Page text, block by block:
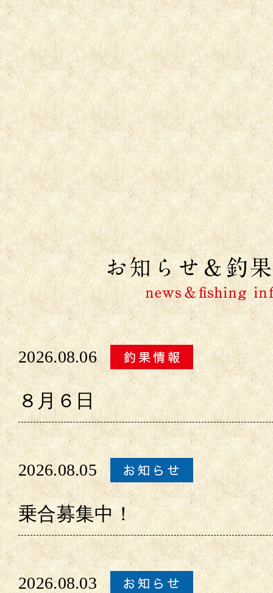
2026.08.06
８月６日
2026.08.05
乗合募集中！
2026.08.03